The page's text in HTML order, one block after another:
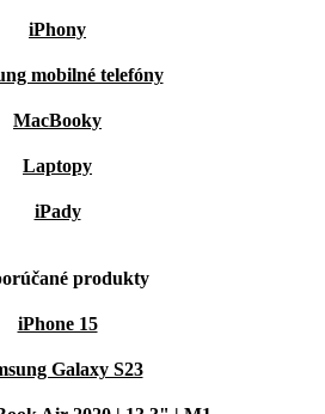
iPhony
mobilné telefóny
MacBooky
Laptopy
iPady
produkty
iPhone 15
Galaxy S23